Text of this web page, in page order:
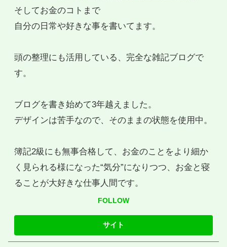
そしてお金のコトまで
自分の日常や好きな事を書いてます。
頭の整理にも活用している、完全な雑記ブログで
す。
ブログを書き始めて3年越えました。
デザインは苦手なので、そのままの状態を使用中。
簿記2級にも無事合格して、お金のことをより細か
く見られる様になった“気分”になりつつ、お金と寝
ることが大好きな仕事人間です。
FOLLOW